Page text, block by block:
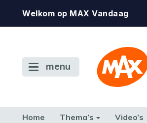
Welkom op MAX Vandaag
menu
Home Thema’s Video’s